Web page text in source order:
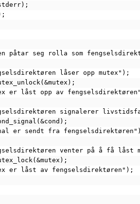
påtar seg rolla som
låser opp mutex");
er låst opp av
signalerer
er sendt fra
venter på å få låst
er låst av fengselsdirektøren");